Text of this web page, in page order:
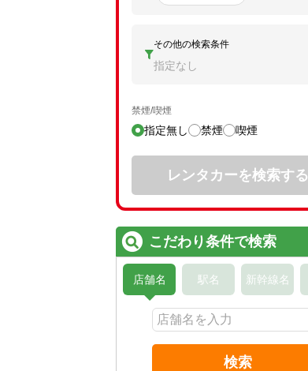
その他の検索条件
指定なし
禁煙/喫煙
指定無し 禁煙 喫煙
レンタカーを検索する
こだわり条件で検索
店舗名 駅名 新幹線名
検索